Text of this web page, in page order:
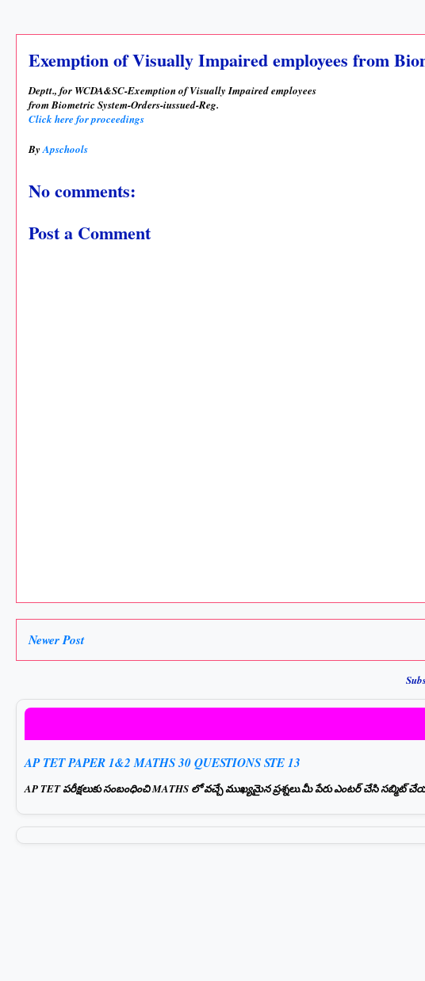
Exemption of Visually Impaired employees from
Deptt., for WCDA&SC-Exemption of Visually Impaired employees
from Biometric System-Orders-iussued-Reg.
Click here for proceedings
ByApschools
No comments:
Post a Comment
Newer Post
AP TET PAPER 1&2 MATHS 30 QUESTIONS STE 13
AP TET పరీక్షలుకు సంబంధించి MATHS లో వచ్చే ముఖ్యమైన ప్రశ్నలు.మీ పేరు ఎంటర్ చేసి సబ్మిట్